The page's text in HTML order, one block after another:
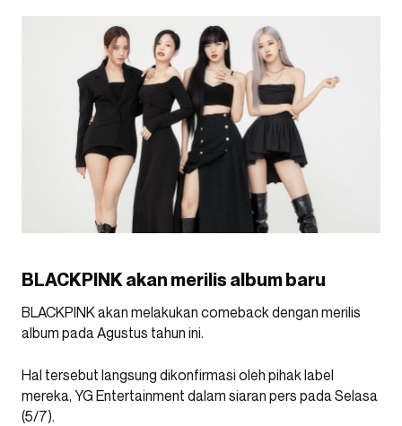
BLACKPINK akan merilis album baru
BLACKPINK akan melakukan comeback dengan merilis
album pada Agustus tahun ini.
Hal tersebut langsung dikonfirmasi oleh pihak label
mereka, YG Entertainment dalam siaran pers pada Selasa
(5/7).